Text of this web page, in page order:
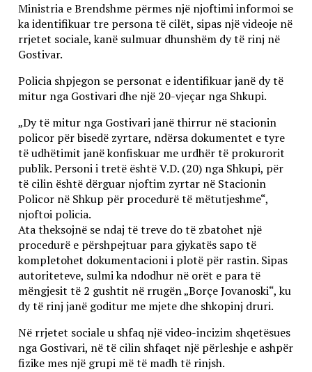
Ministria e Brendshme përmes një njoftimi informoi se
ka identifikuar tre persona të cilët, sipas një videoje në
rrjetet sociale, kanë sulmuar dhunshëm dy të rinj në
Gostivar.
Policia shpjegon se personat e identifikuar janë dy të
mitur nga Gostivari dhe një 20-vjeçar nga Shkupi.
„Dy të mitur nga Gostivari janë thirrur në stacionin
policor për bisedë zyrtare, ndërsa dokumentet e tyre
të udhëtimit janë konfiskuar me urdhër të prokurorit
publik. Personi i tretë është V.D. (20) nga Shkupi, për
të cilin është dërguar njoftim zyrtar në Stacionin
Policor në Shkup për procedurë të mëtutjeshme“,
njoftoi policia.
Ata theksojnë se ndaj të treve do të zbatohet një
procedurë e përshpejtuar para gjykatës sapo të
kompletohet dokumentacioni i plotë për rastin. Sipas
autoriteteve, sulmi ka ndodhur në orët e para të
mëngjesit të 2 gushtit në rrugën „Borçe Jovanoski“, ku
dy të rinj janë goditur me mjete dhe shkopinj druri.
Në rrjetet sociale u shfaq një video-incizim shqetësues
nga Gostivari, në të cilin shfaqet një përleshje e ashpër
fizike mes një grupi më të madh të rinjsh.